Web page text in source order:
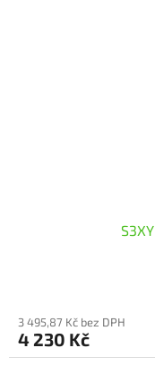
3 495,87 Kč bez DPH
4 230 Kč